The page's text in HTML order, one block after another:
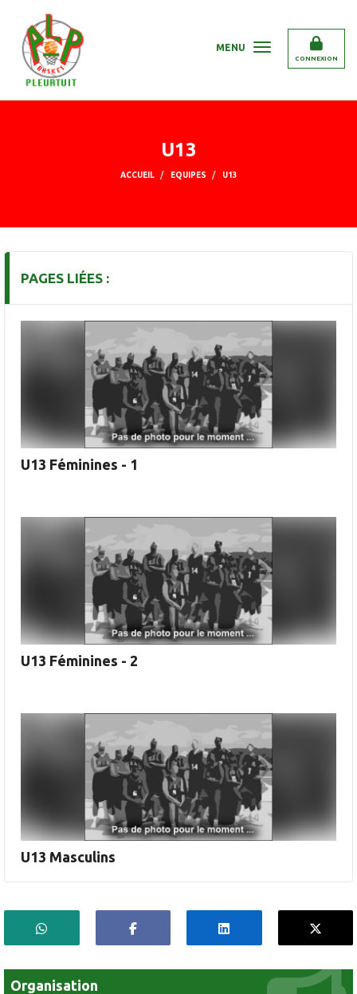
CONNEXION
MENU
U13
ACCUEIL EQUIPES U13
PAGES LIÉES :
U13 Féminines - 1
U13 Féminines - 2
U13 Masculins
Organisation